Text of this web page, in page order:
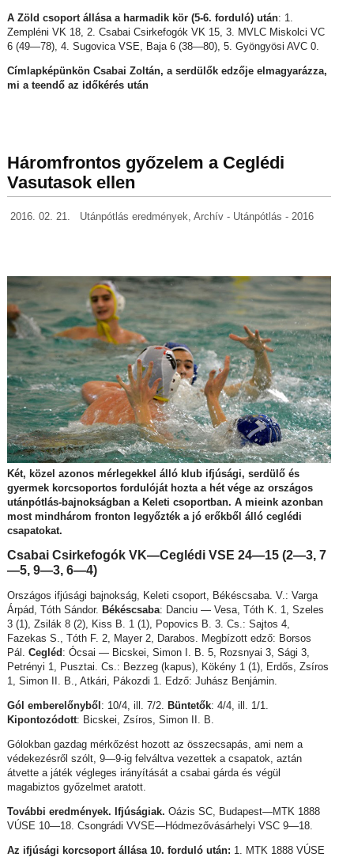
A Zöld csoport állása a harmadik kör (5-6. forduló) után: 1.
Zempléni VK 18, 2. Csabai Csirkefogók VK 15, 3. MVLC Miskolci VC
6 (49—78), 4. Sugovica VSE, Baja 6 (38—80), 5. Gyöngyösi AVC 0.
Címlapképünkön Csabai Zoltán, a serdülők edzője elmagyarázza,
mi a teendő az időkérés után
Háromfrontos győzelem a Ceglédi
Vasutasok ellen
2016. 02. 21. Utánpótlás eredmények Archív - Utánpótlás - 2016
Két, közel azonos mérlegekkel álló klub ifjúsági, serdülő és
gyermek korcsoportos fordulóját hozta a hét vége az országos
utánpótlás-bajnokságban a Keleti csoportban. A mieink azonban
most mindhárom fronton legyőzték a jó erőkből álló ceglédi
csapatokat.
Csabai Csirkefogók VK—Ceglédi VSE 24—15 (2—3, 7
—5, 9—3, 6—4)
Országos ifjúsági bajnokság, Keleti csoport, Békéscsaba. V.: Varga
Árpád, Tóth Sándor. Békéscsaba: Danciu — Vesa, Tóth K. 1, Szeles
3 (1), Zsilák 8 (2), Kiss B. 1 (1), Popovics B. 3. Cs.: Sajtos 4,
Fazekas S., Tóth F. 2, Mayer 2, Darabos. Megbízott edző: Borsos
Pál. Cegléd: Ócsai — Bicskei, Simon I. B. 5, Rozsnyai 3, Sági 3,
Petrényi 1, Pusztai. Cs.: Bezzeg (kapus), Kökény 1 (1), Erdős, Zsíros
1, Simon II. B., Atkári, Pákozdi 1. Edző: Juhász Benjámin.
Gól emberelőnyből: 10/4, ill. 7/2. Büntetők: 4/4, ill. 1/1.
Kipontozódott: Bicskei, Zsíros, Simon II. B.
Gólokban gazdag mérkőzést hozott az összecsapás, ami nem a
védekezésről szólt, 9—9-ig felváltva vezettek a csapatok, aztán
átvette a játék végleges irányítását a csabai gárda és végül
magabiztos győzelmet aratott.
További eredmények. Ifjúságiak. Oázis SC, Budapest—MTK 1888
VÚSE 10—18. Csongrádi VVSE—Hódmezővásárhelyi VSC 9—18.
Az ifjúsági korcsoport állása 10. forduló után: 1. MTK 1888 VÚSE